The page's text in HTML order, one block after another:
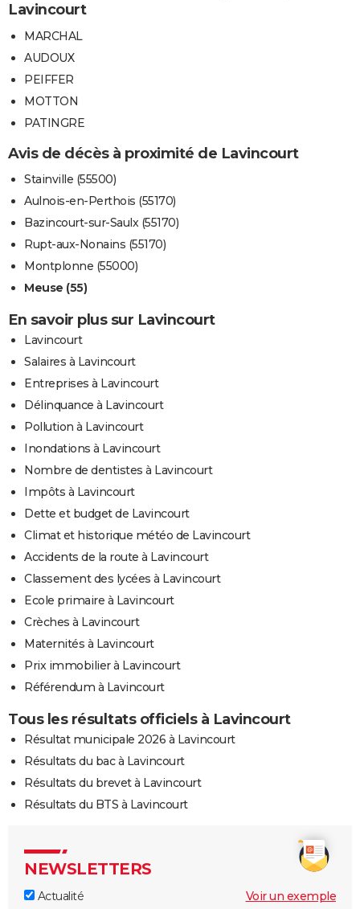
Lavincourt
MARCHAL
AUDOUX
PEIFFER
MOTTON
PATINGRE
Avis de décès à proximité de Lavincourt
Stainville (55500)
Aulnois-en-Perthois (55170)
Bazincourt-sur-Saulx (55170)
Rupt-aux-Nonains (55170)
Montplonne (55000)
Meuse (55)
En savoir plus sur Lavincourt
Lavincourt
Salaires à Lavincourt
Entreprises à Lavincourt
Délinquance à Lavincourt
Pollution à Lavincourt
Inondations à Lavincourt
Nombre de dentistes à Lavincourt
Impôts à Lavincourt
Dette et budget de Lavincourt
Climat et historique météo de Lavincourt
Accidents de la route à Lavincourt
Classement des lycées à Lavincourt
Ecole primaire à Lavincourt
Crèches à Lavincourt
Maternités à Lavincourt
Prix immobilier à Lavincourt
Référendum à Lavincourt
Tous les résultats officiels à Lavincourt
Résultat municipale 2026 à Lavincourt
Résultats du bac à Lavincourt
Résultats du brevet à Lavincourt
Résultats du BTS à Lavincourt
NEWSLETTERS
Actualité
Voir un exemple